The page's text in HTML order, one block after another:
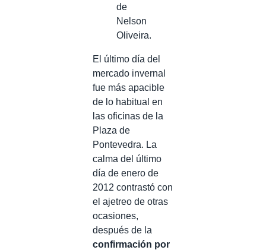
de
Nelson
Oliveira.
El último día del
mercado invernal
fue más apacible
de lo habitual en
las oficinas de la
Plaza de
Pontevedra. La
calma del último
día de enero de
2012 contrastó con
el ajetreo de otras
ocasiones,
después de la
confirmación por